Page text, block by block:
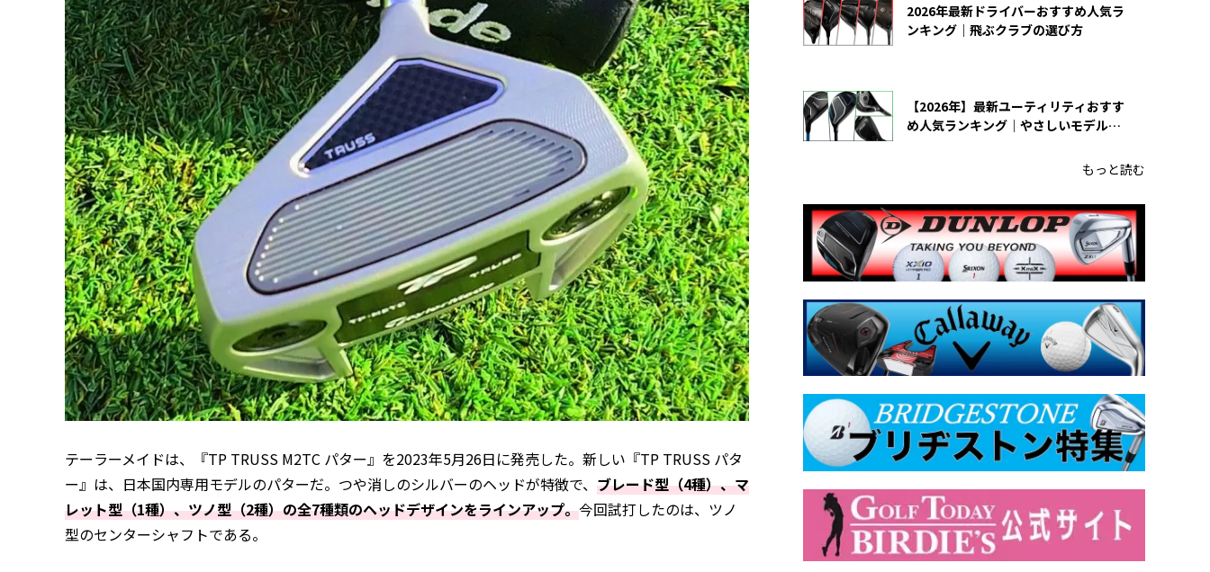
テーラーメイドは、『TP TRUSS M2TC パター』を2023年5月26日に発売した。新しい『TP TRUSS パタ
ー』は、日本国内専用モデルのパターだ。つや消しのシルバーのヘッドが特徴で、 ブレード型（4種）、マ
レット型（1種）、ツノ型（2種）の全7種類のヘッドデザインをラインアップ。今回試打したのは、ツノ
型のセンターシャフトである。
2026年最新ドライバーおすすめ人気ラ
ンキング｜飛ぶクラブの選び方
【2026年】最新ユーティリティおすす
め人気ランキング｜やさしいモデルの
もっと読む